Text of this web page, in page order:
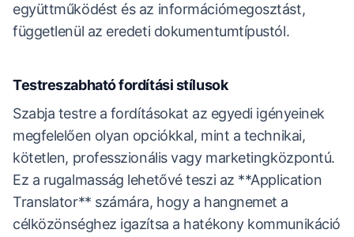
együttműködést és az információmegosztást,
függetlenül az eredeti dokumentumtípustól.
Testreszabható fordítási stílusok
Szabja testre a fordításokat az egyedi igényeinek
megfelelően olyan opciókkal, mint a technikai,
kötetlen, professzionális vagy marketingközpontú.
Ez a rugalmasság lehetővé teszi az **Application
Translator** számára, hogy a hangnemet a
célközönséghez igazítsa a hatékony kommunikáció